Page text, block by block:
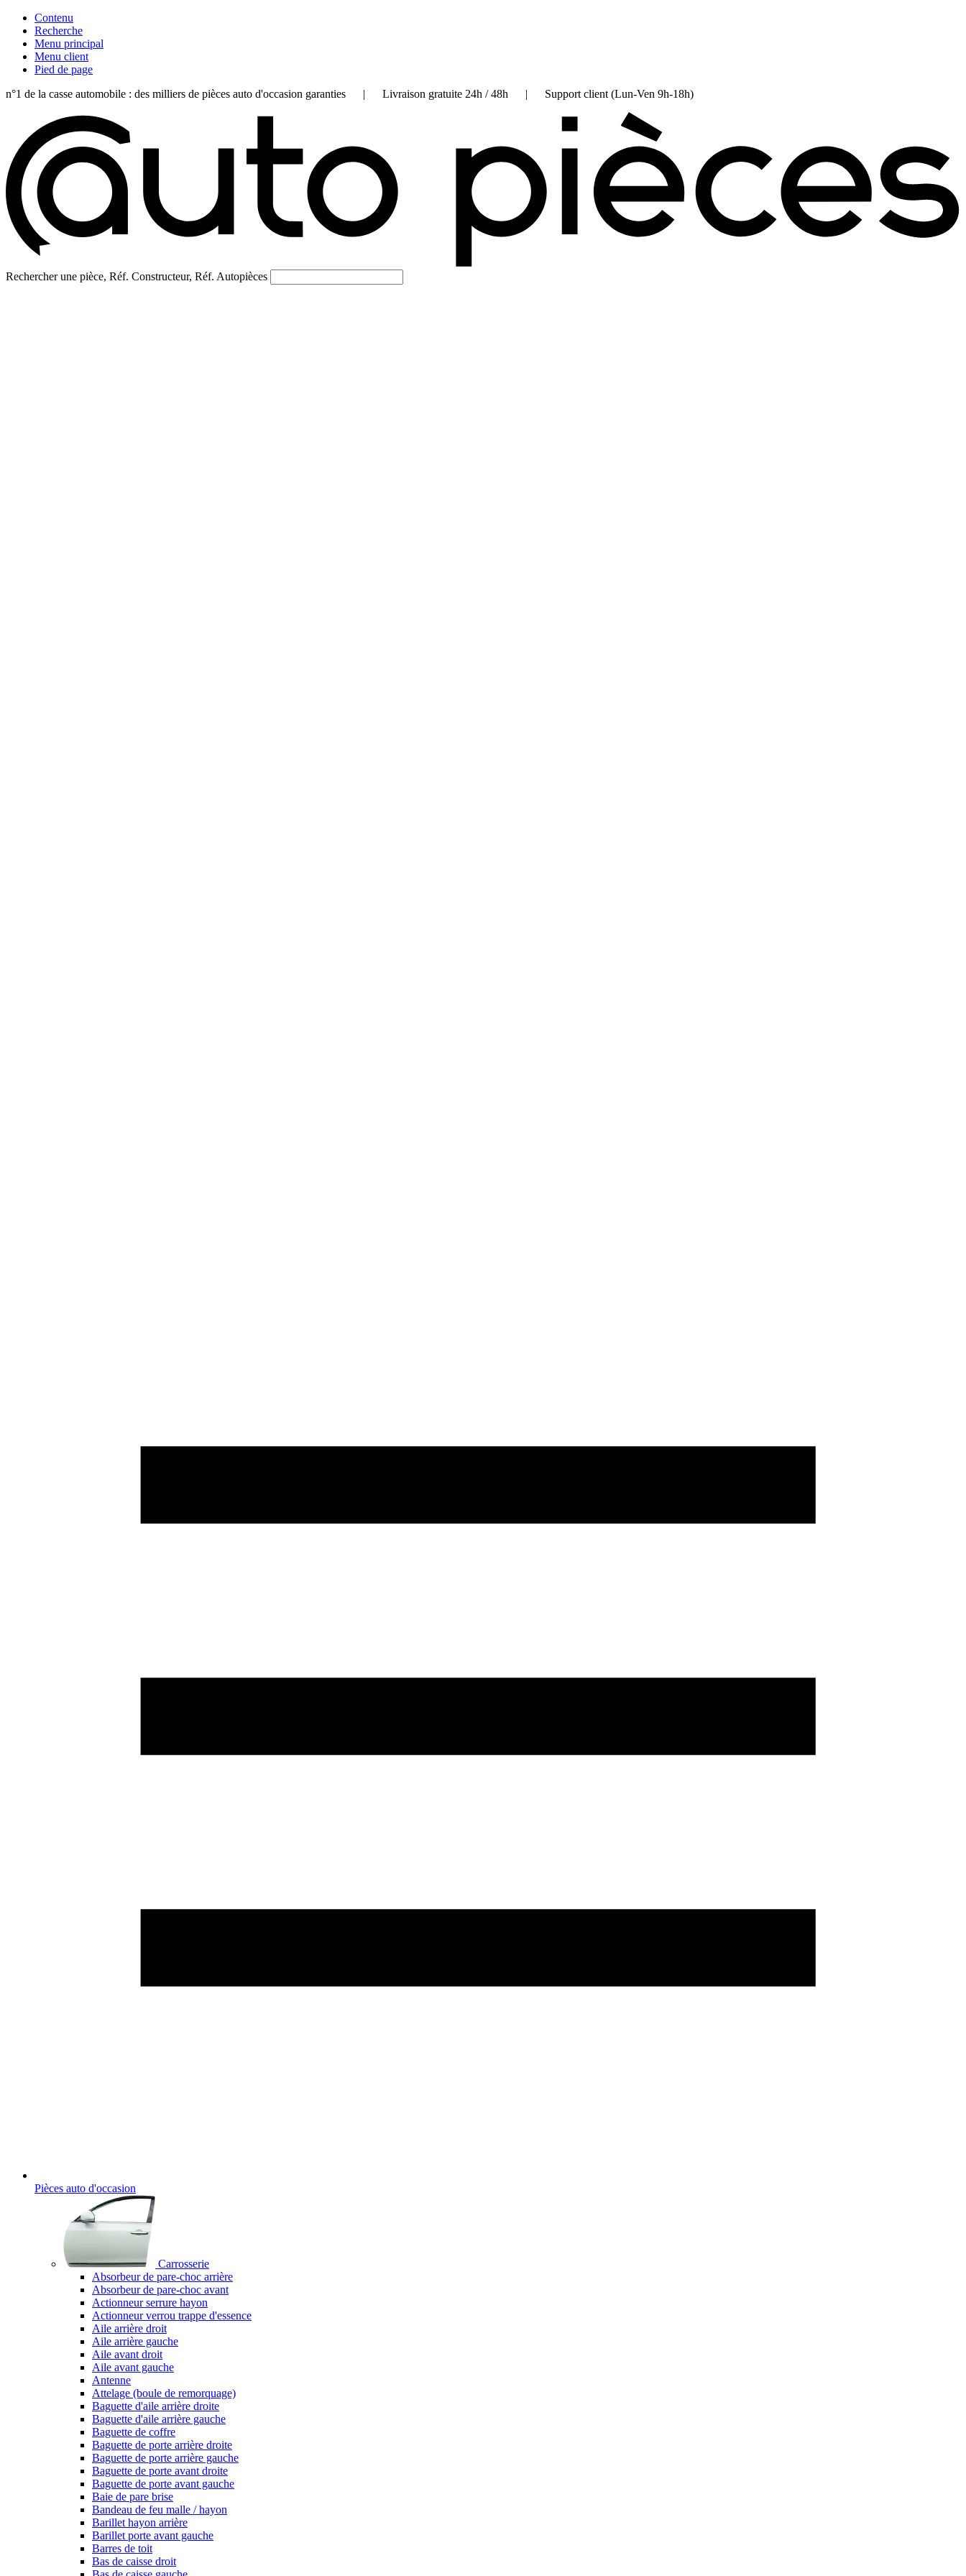
Contenu
Recherche
Menu principal
Menu client
Pied de page
n°1 de la casse automobile : des milliers de pièces auto d'occasion garanties | Livraison gratuite 24h / 48h | Support client (Lun-Ven 9h-18h)
Rechercher une pièce, Réf. Constructeur, Réf. Autopièces
Pièces auto d'occasion
Carrosserie
Absorbeur de pare-choc arrière
Absorbeur de pare-choc avant
Actionneur serrure hayon
Actionneur verrou trappe d'essence
Aile arrière droit
Aile arrière gauche
Aile avant droit
Aile avant gauche
Antenne
Attelage (boule de remorquage)
Baguette d'aile arrière droite
Baguette d'aile arrière gauche
Baguette de coffre
Baguette de porte arrière droite
Baguette de porte arrière gauche
Baguette de porte avant droite
Baguette de porte avant gauche
Baie de pare brise
Bandeau de feu malle / hayon
Barillet hayon arrière
Barillet porte avant gauche
Barres de toit
Bas de caisse droit